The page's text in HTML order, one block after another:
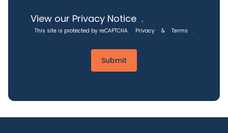
View our Privacy Notice .
This site is protected by reCAPTCHA. Privacy & Terms .
Submit